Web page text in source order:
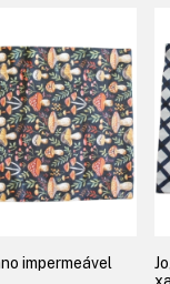
impermeável